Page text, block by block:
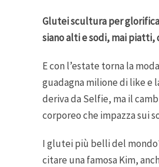
Glutei scultura per
siano alti e sodi, mai
E con l’estate torna la
guadagna milione di like e
deriva da Selfie, ma il
corporeo che impazza sui
I glutei più belli del
citare una famosa Kim,